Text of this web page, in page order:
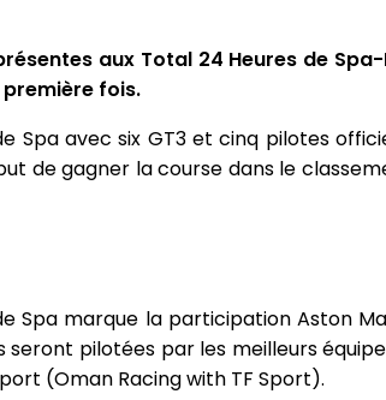
aux Total 24 Heures de
fois.
Spa avec six GT3 et cinq pilotes
de gagner la course dans le
Spa marque la participation Aston
seront pilotées par les meilleurs
(Oman Racing with TF Sport).